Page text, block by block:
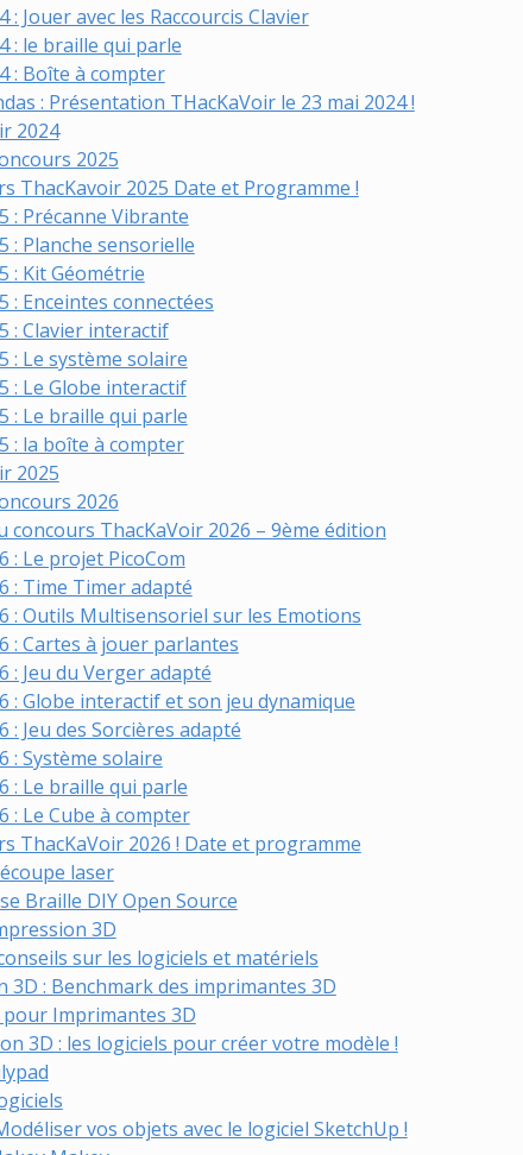
: Jouer avec les Raccourcis Clavier
: le braille qui parle
: Boîte à compter
: Présentation THacKaVoir le 23 mai 2024 !
2024
2025
ThacKavoir 2025 Date et Programme !
: Précanne Vibrante
: Planche sensorielle
: Kit Géométrie
: Enceintes connectées
: Clavier interactif
: Le système solaire
: Le Globe interactif
: Le braille qui parle
: la boîte à compter
2025
2026
concours ThacKaVoir 2026 – 9ème édition
: Le projet PicoCom
: Time Timer adapté
: Outils Multisensoriel sur les Emotions
: Cartes à jouer parlantes
: Jeu du Verger adapté
: Globe interactif et son jeu dynamique
: Jeu des Sorcières adapté
: Système solaire
: Le braille qui parle
: Le Cube à compter
ThacKaVoir 2026 ! Date et programme
laser
Braille DIY Open Source
3D
sur les logiciels et matériels
3D : Benchmark des imprimantes 3D
Imprimantes 3D
3D : les logiciels pour créer votre modèle !
vos objets avec le logiciel SketchUp !